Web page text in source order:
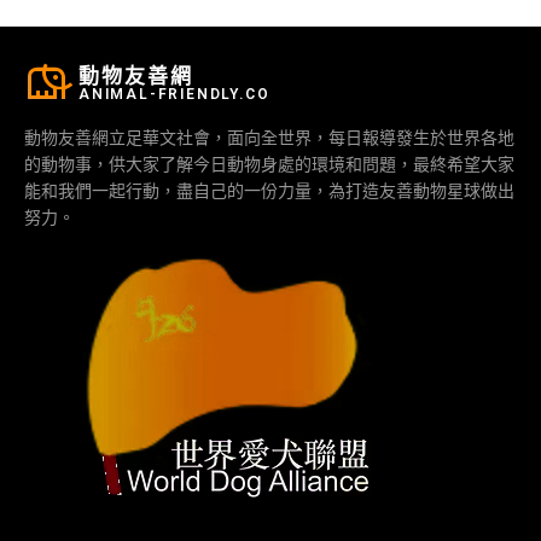
動物友善網
ANIMAL-FRIENDLY.CO
動物友善網立足華文社會，面向全世界，每日報導發生於世界各地
的動物事，供大家了解今日動物身處的環境和問題，最終希望大家
能和我們一起行動，盡自己的一份力量，為打造友善動物星球做出
努力。